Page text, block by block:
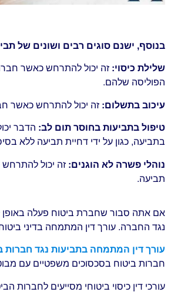
בנוסף, ישנם סוגים רבים ושונים של
שלילת כיסוי: זה יכול להתרחש כאשר
הפוליסה שלהם.
עיכוב בתשלום: זה יכול להתרחש כאשר
טיפול בתביעות בחוסר תום לב: הדבר
בתביעה, כגון על ידי דחיית תביעה ללא
נוהלי פשרה לא הוגנים: זה יכול להתרחש
תביעה.
אם אתה סבור שחברת ביטוח פעלה באופן
נגד החברה. עורך דין המתמחה בדיני
עורך דין המתמחה בתביעות נגד חברות
חברות ביטוח בסכסוכים משפטיים עם
עורכי דין כיסוי ביטוחי מסייעים לחברות